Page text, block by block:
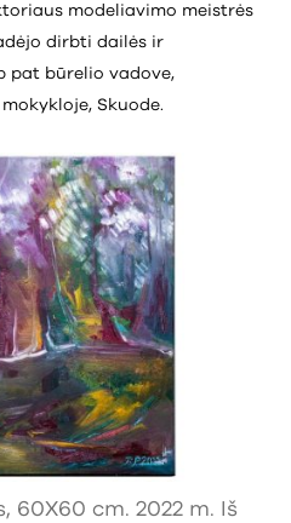
modeliavimo meistrės
dirbti dailės ir
pat būrelio vadove,
Skuode.
60X60 cm. 2022 m. Iš